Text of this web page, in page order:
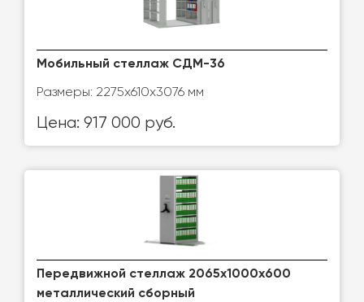
Мобильный стеллаж СДМ-36
Размеры: 2275x610x3076 мм
Цена: 917 000 руб.
Передвижной стеллаж 2065x1000x600
металлический сборный